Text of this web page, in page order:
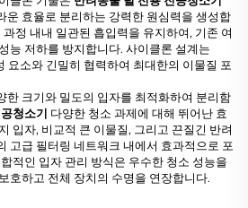
운 효율로 분리하는 강력한 원심력을 생성합
정 내내 일관된 흡입력을 유지하여, 기존 여
능 저하를 방지합니다. 사이클론 설계는
요소와 긴밀히 협력하여 최대한의 이물질 포
한 크기와 밀도의 입자를 최적화하여 분리함
청소기 다양한 청소 과제에 대해 뛰어난 효
입자, 비교적 큰 이물질, 그리고 끈질긴 반려
고급 필터링 네트워크 내에서 효과적으로 포
적인 입자 관리 방식은 우수한 청소 성능을
호하고 전체 장치의 수명을 연장합니다.